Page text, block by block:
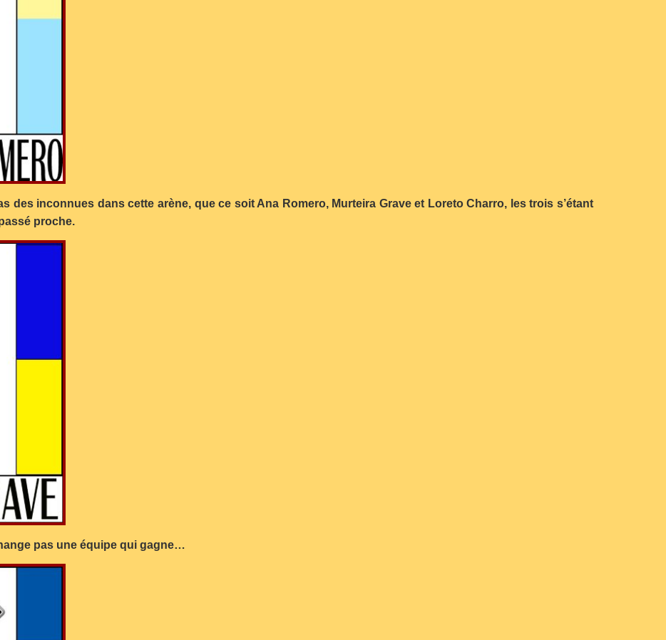
des inconnues dans cette arène, que ce soit Ana Romero, Murteira Grave et Loreto Charro, les trois s’étant
proche.
pas une équipe qui gagne…